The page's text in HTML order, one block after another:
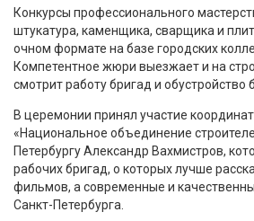
Конкурсы профессионального
штукатура, каменщика, сварщика и
очном формате на базе городских
Компетентное жюри выезжает и на
смотрит работу бригад и обустройство
В церемонии принял участие
«Национальное объединение
Петербургу Александр Вахмистров,
рабочих бригад, о которых лучше
фильмов, а современные и
Санкт-Петербурга.